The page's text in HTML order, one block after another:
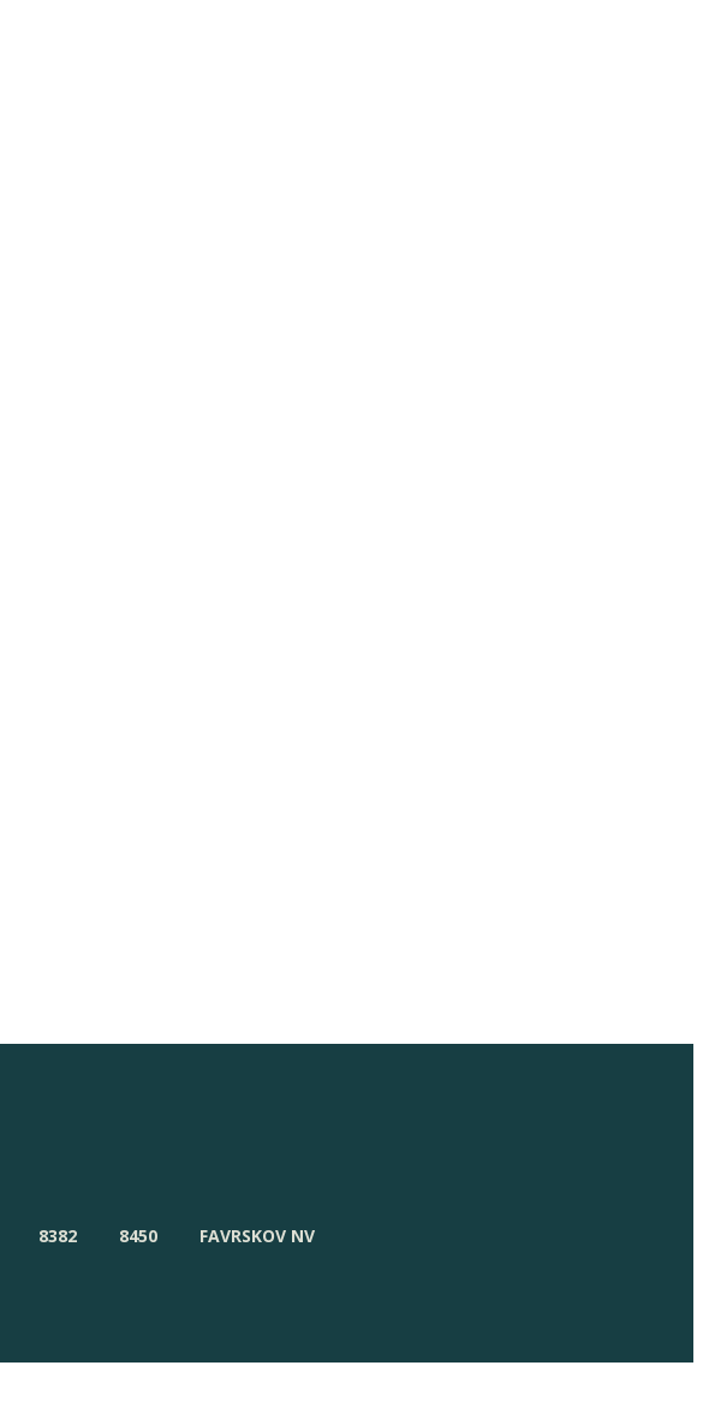
8382 8450 FAVRSKOV NV